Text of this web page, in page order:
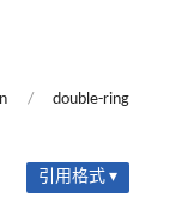
/
double-ring
引用格式 ▾